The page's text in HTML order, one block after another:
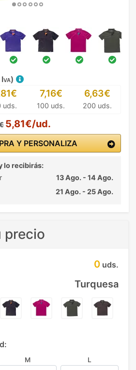
uds.
7,16€
100 uds.
6,63€
200 uds.
5,81€/ud.
Y PERSONALIZA
lo recibirás:
13 Ago. - 14 Ago.
21 Ago. - 25 Ago.
precio
0 uds.
Turquesa
M L